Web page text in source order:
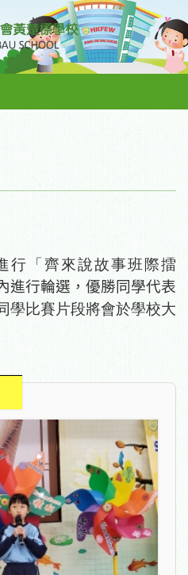
行「齊來說故事班際擂
進行輪選，優勝同學代表
學比賽片段將會於學校大